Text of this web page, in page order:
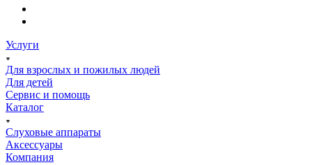
Услуги
Для взрослых и пожилых людей
Для детей
Сервис и помощь
Каталог
Слуховые аппараты
Аксессуары
Компания